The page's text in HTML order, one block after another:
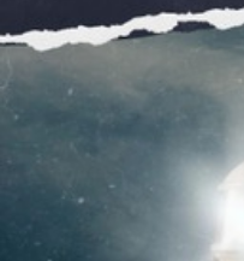
événements similaires ci-
PARTAGER